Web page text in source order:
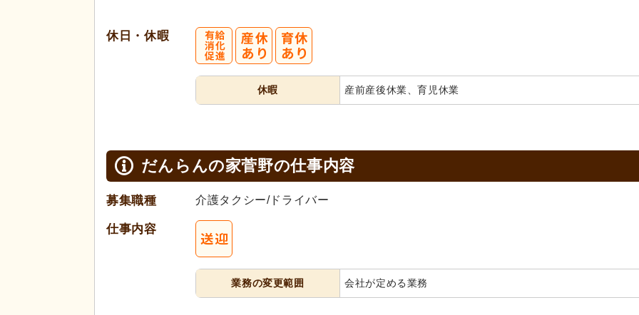
休日・休暇
休暇 産前産後休業、育児休業
だんらんの家菅野の仕事内容
募集職種 介護タクシー/ドライバー
仕事内容
業務の変更範囲 会社が定める業務